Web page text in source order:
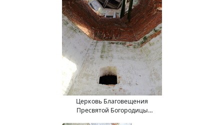
Церковь Благовещения
Пресвятой Богородицы